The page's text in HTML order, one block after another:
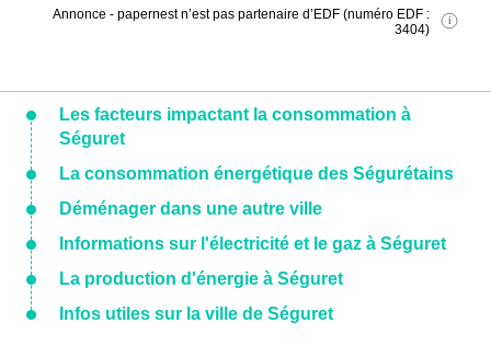
Annonce - papernest n’est pas partenaire d’EDF (numéro EDF :
3404)
Les facteurs impactant la consommation à
Séguret
La consommation énergétique des Ségurétains
Déménager dans une autre ville
Informations sur l'électricité et le gaz à Séguret
La production d'énergie à Séguret
Infos utiles sur la ville de Séguret